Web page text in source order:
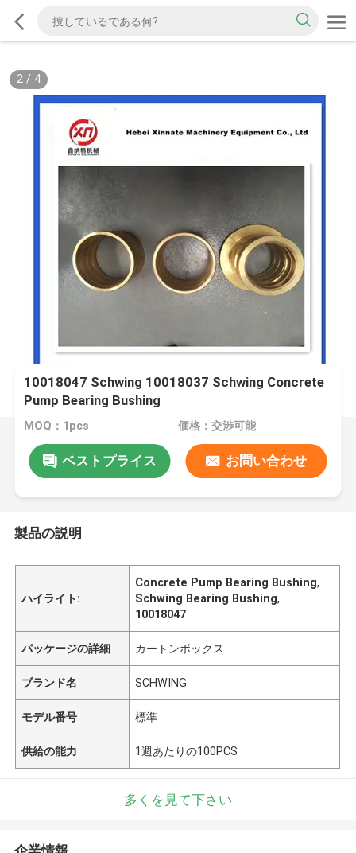
2/ 4
10018047 Schwing 10018037 Schwing Concrete
Pump Bearing Bushing
MOQ：1pcs 価格：交渉可能
ベストプライス お問い合わせ
製品の説明
ハイライト:
Concrete Pump Bearing Bushing,
Schwing Bearing Bushing,
10018047
パッケージの詳細 カートンボックス
ブランド名 SCHWING
モデル番号 標準
供給の能力 1週あたりの100PCS
多くを見て下さい